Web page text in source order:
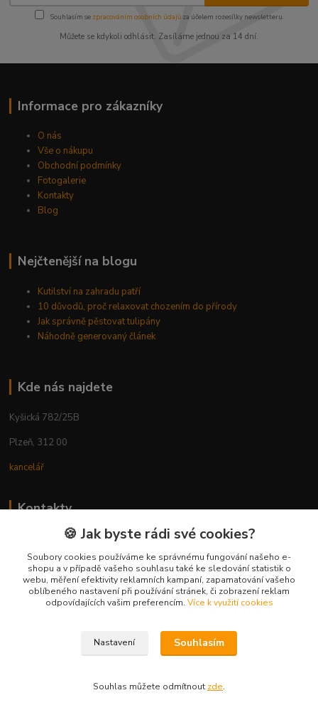
Souhlasím se zpracováním osobních údajůza účelem rozesílky newsletteru.
Můžete se kdykoli odhlásit. Zasíláme jednou za 14 dní.
Informace pro zákazníky
O nás
Vše o nákupu
Obchodní podmínky
Fotogalerie
Kontakty
Blog
Nejčtenější na blogu
Kutilství na zahradu patří
10 důvodů, proč relaxovat chozením do přírody
Jak správně pěstovat tulipány
Náhodně generovaný článek
Kde nás najdete
Kyšická 782/25B
Plzeň, 312 00
kancelář
Kontakty
Ing. Michal Vaněk
+420 603 332 100
(Po-Pá, 10-17 hod.)
info@vyhodnynakup.eu
🍪 Jak byste rádi své cookies?
Soubory cookies používáme ke správnému fungování našeho e-
shopu a v případě vašeho souhlasu také ke sledování statistik o
webu, měření efektivity reklamních kampaní, zapamatování vašeho
oblíbeného nastavení při používání stránek, či zobrazení reklam
odpovídajících vašim preferencím. Více k využití cookies
Nastavení Souhlasím
Souhlas můžete odmítnout zde.